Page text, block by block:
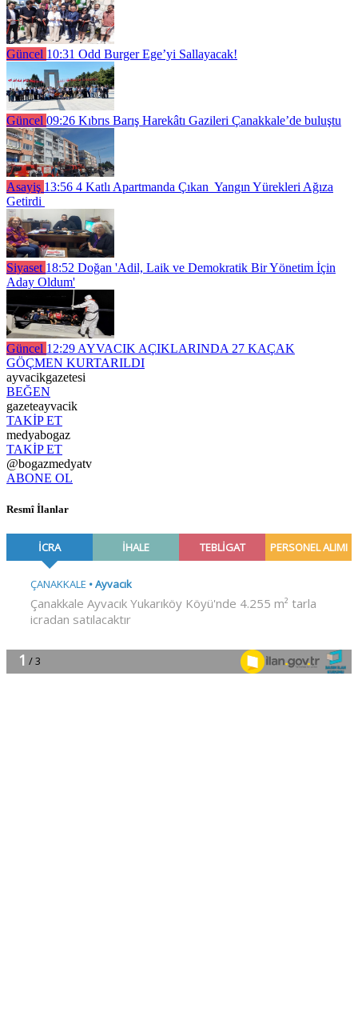
Güncel 10:31 Odd Burger Ege’yi Sallayacak!
Güncel 09:26 Kıbrıs Barış Harekâtı Gazileri Çanakkale’de buluştu
Asayiş 13:56 4 Katlı Apartmanda Çıkan Yangın Yürekleri Ağıza
Getirdi
Siyaset 18:52 Doğan 'Adil, Laik ve Demokratik Bir Yönetim İçin
Aday Oldum'
Güncel 12:29 AYVACIK AÇIKLARINDA 27 KAÇAK
GÖÇMEN KURTARILDI
ayvacikgazetesi
BEĞEN
gazeteayvacik
TAKİP ET
medyabogaz
TAKİP ET
@bogazmedyatv
ABONE OL
Resmî İlanlar